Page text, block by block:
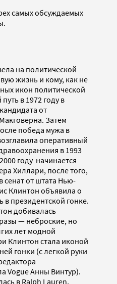
самых обсуждаемых
на политической
жизнь и кому, как не
икон политической
в 1972 году в
от
Затем
победа мужа в
оперативный
в 1993
году начинается
Хиллари, после того,
сенат от штата Нью-
Клинтон объявила о
в президентской гонке.
добивалась
— неброские, но
лет модной
Клинтон стала иконой
гонки (с легкой руки
Vogue Анны Винтур).
в Ralph Lauren,